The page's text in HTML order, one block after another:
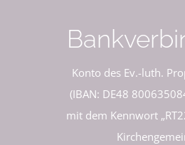
Konto des Ev.-luth.
(IBAN: DE48
mit dem Kennwort